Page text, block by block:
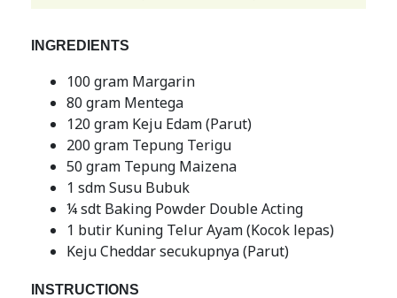
INGREDIENTS
100 gram Margarin
80 gram Mentega
120 gram Keju Edam (Parut)
200 gram Tepung Terigu
50 gram Tepung Maizena
1 sdm Susu Bubuk
¼ sdt Baking Powder Double Acting
1 butir Kuning Telur Ayam (Kocok lepas)
Keju Cheddar secukupnya (Parut)
INSTRUCTIONS